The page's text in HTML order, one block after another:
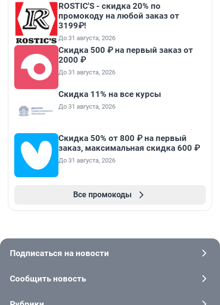
ROSTIC'S - скидка 20% по
промокоду на любой заказ от
3199₽!
До 31 августа, 2026
Скидка 500 ₽ на первый заказ от
2000 ₽
До 31 августа, 2026
Скидка 11% на все курсы
До 31 августа, 2026
Скидка 50% от 800 ₽ на первый
заказ, максимальная скидка 600 ₽
До 31 августа, 2026
Все промокоды
Подписаться на новости
Сообщить новость